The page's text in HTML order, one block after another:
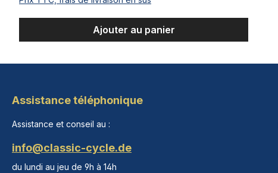
Ajouter au panier
Assistance téléphonique
Assistance et conseil au :
info@classic-cycle.de
du lundi au jeu de 9h à 14h